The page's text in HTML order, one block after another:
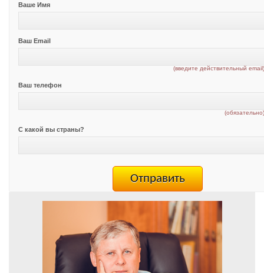
Ваше Имя
Ваш Email
(введите действительный
Ваш телефон
С какой вы страны?